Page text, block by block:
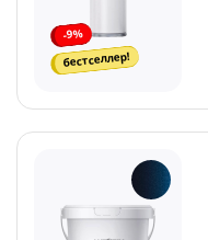
-9%
бестселлер!